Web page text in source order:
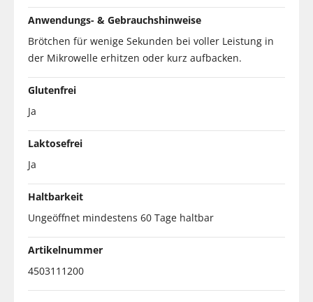
Anwendungs- & Gebrauchshinweise
Brötchen für wenige Sekunden bei voller Leistung in
der Mikrowelle erhitzen oder kurz aufbacken.
Glutenfrei
Ja
Laktosefrei
Ja
Haltbarkeit
Ungeöffnet mindestens 60 Tage haltbar
Artikelnummer
4503111200